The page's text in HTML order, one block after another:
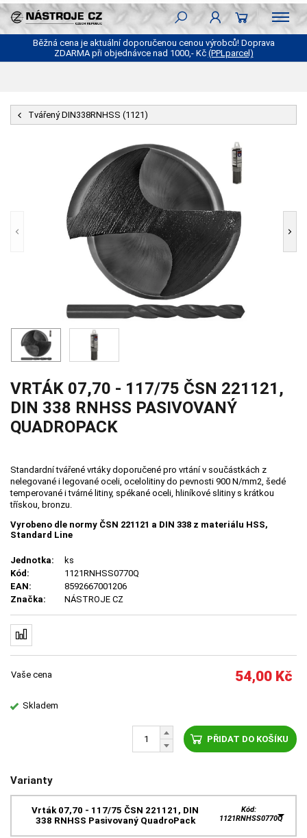
Běžná cena je aktuální doporučenou cenou výrobců! Doprava
ZDARMA při objednávce nad 1000,- Kč (PPLparcel)
Tvářený DIN338RNHSS (1121)
VRTÁK 07,70 - 117/75 ČSN 221121,
DIN 338 RNHSS PASIVOVANÝ
QUADROPACK
Standardní tvářené vrtáky doporučené pro vrtání v součástkách z
nelegované i legované oceli, ocelolitiny do pevnosti 900 N/mm2, šedé
temperované i tvárné litiny, spékané oceli, hliníkové slitiny s krátkou
třískou, bronzu.
Vyrobeno dle normy ČSN 221121 a DIN 338 z materiálu HSS,
Standard Line
Jednotka:
ks
Kód:
1121RNHSS0770Q
EAN:
8592667001206
Značka:
NÁSTROJE CZ
Vaše cena 54,00 Kč
Skladem
PŘIDAT DO KOŠÍKU
Varianty
Vrták 07,70 - 117/75 ČSN 221121, DIN
338 RNHSS Pasivovaný QuadroPack
Kód:
1121RNHSS0770Q